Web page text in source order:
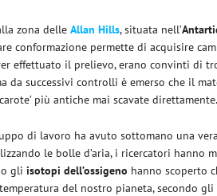
zona delleAllan Hills, situata nell’
conformazione permette di acquisire
effettuato il prelievo, erano convinti di
da successivi controlli è emerso che il
più antiche mai scavate direttamente.
di lavoro ha avuto sottomano una
le bolle d’aria, i ricercatori hanno
gliisotopi dell’ossigeno hanno scoperto
del nostro pianeta, secondo